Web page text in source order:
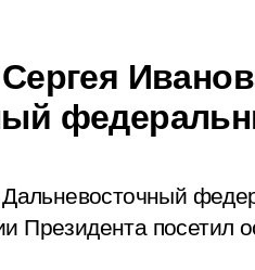
Президента посетил